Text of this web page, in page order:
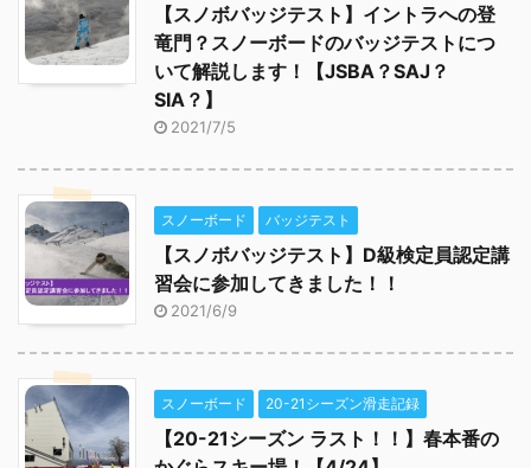
【スノボバッジテスト】イントラへの登
竜門？スノーボードのバッジテストにつ
いて解説します！【JSBA？SAJ？
SIA？】
2021/7/5
スノーボード バッジテスト
【スノボバッジテスト】D級検定員認定講
習会に参加してきました！！
2021/6/9
スノーボード 20-21シーズン滑走記録
【20-21シーズン ラスト！！】春本番の